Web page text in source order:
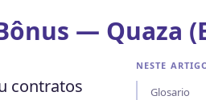
— Quaza
contratos
NESTE
Glosario